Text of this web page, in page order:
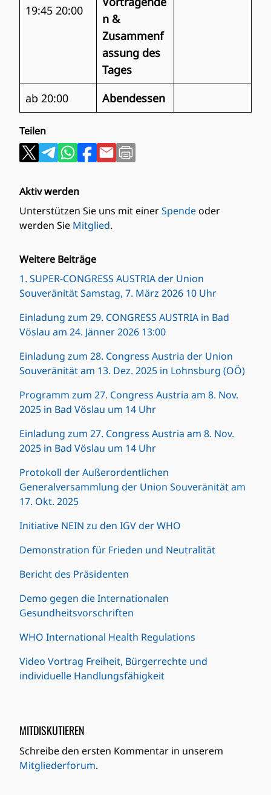
19:45 20:00
n &
Zusammenf
assung des
Tages
ab 20:00
Abendessen
Teilen
Aktiv werden
Unterstützen Sie uns mit einerSpendeoder
werden Sie Mitglied.
1. SUPER-CONGRESS AUSTRIA der Union
Souveränität Samstag, 7. März 2026 10 Uhr
Einladung zum 29. CONGRESS AUSTRIA in Bad
Vöslau am 24. Jänner 2026 13:00
Einladung zum 28. Congress Austria der Union
Souveränität am 13. Dez. 2025 in Lohnsburg (OÖ)
Programm zum 27. Congress Austria am 8. Nov.
2025 in Bad Vöslau um 14 Uhr
Einladung zum 27. Congress Austria am 8. Nov.
2025 in Bad Vöslau um 14 Uhr
Protokoll der Außerordentlichen
Generalversammlung der Union Souveränität am
17. Okt. 2025
Initiative NEIN zu den IGV der WHO
Demonstration für Frieden und Neutralität
Bericht des Präsidenten
Demo gegen die Internationalen
Gesundheitsvorschriften
WHO International Health Regulations
Video Vortrag Freiheit, Bürgerrechte und
individuelle Handlungsfähigkeit
MITDISKUTIEREN
Schreibe den ersten Kommentar in unserem
Mitgliederforum.